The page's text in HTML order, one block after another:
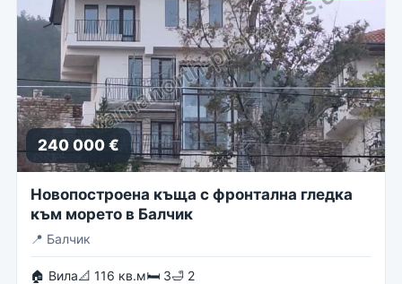
240 000 €
Новопостроена къща с фронтална гледка
към морето в Балчик
📍 Балчик
🏠 Вила📐 116 кв.м🛏 3🛁 2